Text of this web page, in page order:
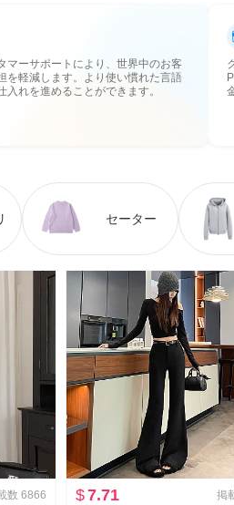
マーサポートにより、世界中のお客
を軽減します。より使い慣れた言語
れを進めることができます。
セーター
数 6866
$7.71 掲